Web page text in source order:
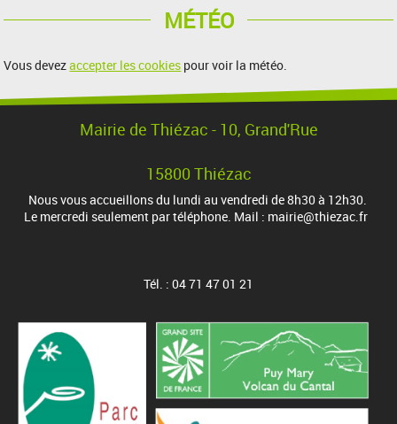
MÉTÉO
Vous devezaccepter les cookies pour voir la météo.
Mairie de Thiézac - 10, Grand'Rue
15800 Thiézac
Nous vous accueillons du lundi au vendredi de 8h30 à 12h30.
Le mercredi seulement par téléphone. Mail : mairie@thiezac.fr
Tél. : 04 71 47 01 21